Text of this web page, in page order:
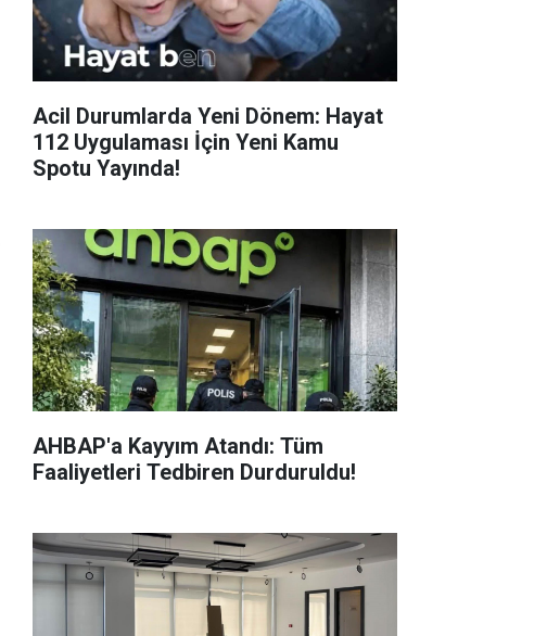
Acil Durumlarda Yeni Dönem: Hayat
112 Uygulaması İçin Yeni Kamu
Spotu Yayında!
AHBAP'a Kayyım Atandı: Tüm
Faaliyetleri Tedbiren Durduruldu!